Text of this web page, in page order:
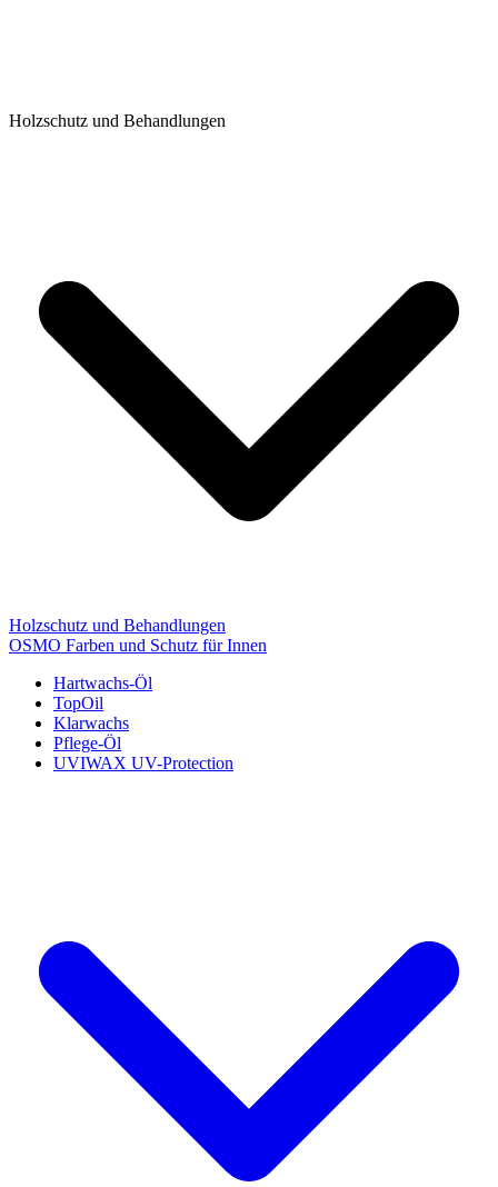
Holzschutz und Behandlungen
Holzschutz und Behandlungen
OSMO Farben und Schutz für Innen
Hartwachs-Öl
TopOil
Klarwachs
Pflege-Öl
UVIWAX UV-Protection